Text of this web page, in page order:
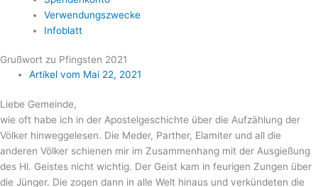
Verwendungszwecke
Infoblatt
Grußwort zu Pfingsten 2021
Artikel vom Mai 22, 2021
Liebe Gemeinde,
wie oft habe ich in der Apostelgeschichte über die Aufzählung der
Völker hinweggelesen. Die Meder, Parther, Elamiter und all die
anderen Völker schienen mir im Zusammenhang mit der Ausgießung
des Hl. Geistes nicht wichtig. Der Geist kam in feurigen Zungen über
die Jünger. Die zogen dann in alle Welt hinaus und verkündeten die